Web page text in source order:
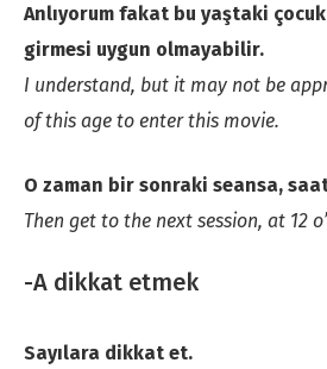
Anlıyorum fakat bu yaştaki
girmesi uygun olmayabilir.
I understand, but it may not be
of this age to enter this movie.
O zaman bir sonraki seansa,
Then get to the next session, at 12
-A dikkat etmek
Sayılara dikkat et.